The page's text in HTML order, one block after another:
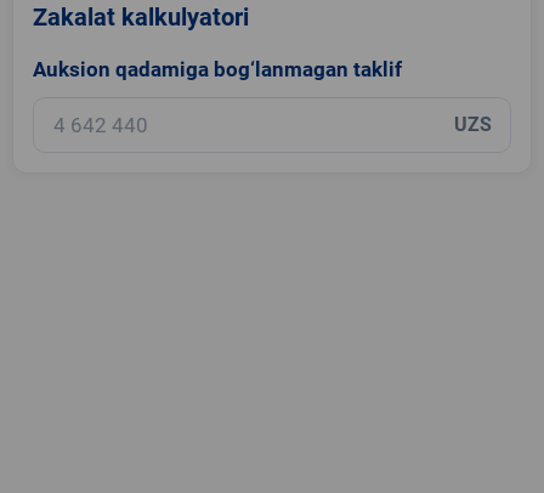
Zakalat kalkulyatori
Auksion qadamiga bog‘lanmagan taklif
UZS